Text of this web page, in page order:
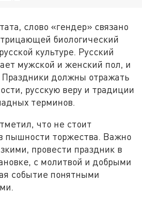
слово «гендер» связано
биологический
культуре. Русский
мужской и женский пол, и
Праздники должны отражать
русскую веру и традиции
терминов.
что не стоит
пышности торжества. Важно
провести праздник в
с молитвой и добрыми
событие понятными